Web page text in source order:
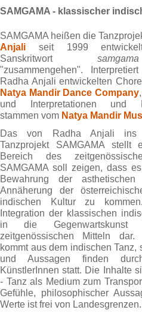
SAMGAMA - klassischer
SAMGAMA heißen die
Anjali seit 1999
Sanskritwort samgama
"zusammengehen".
Radha Anjali entwickelten
Natya Mandir Dance Company
und Interpretationen und
stammen vom Natya Mandir
Das von Radha Anjali ins
Tanzprojekt SAMGAMA stellt
Bereich des
SAMGAMA soll zeigen, dass
Bewahrung der
Annäherung der
indischen Kultur zu
Integration der klassischen
in die Gegenwartskunst
zeitgenössischen Mitteln dar.
kommt aus dem indischen Tanz,
und Aussagen finden
KünstlerInnen statt. Die Inhalte
- Tanz als Medium zum
Gefühle, philosophischer
Werte ist frei von Landesgrenzen.